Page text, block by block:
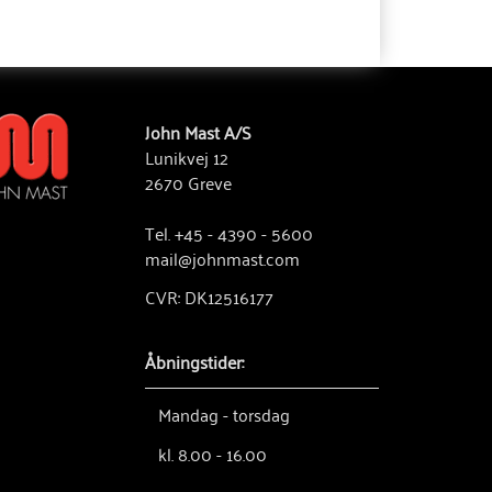
John Mast A/S
Lunikvej 12
2670 Greve
Tel. +45 - 4390 - 5600
mail@johnmast.com
CVR: DK12516177
Åbningstider:
Mandag - torsdag
kl. 8.00 - 16.00